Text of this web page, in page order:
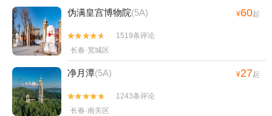
款截图如下，希望你们景区自查一下，就这种态度对待游客…
伪满皇宫博物院(5A) ¥60起


1519条评论
长春·宽城区
净月潭(5A) ¥27起


1243条评论
长春·南关区